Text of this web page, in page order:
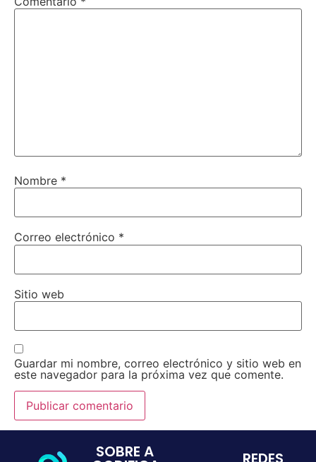
Nombre *
Correo electrónico *
Sitio web
Guardar mi nombre, correo electrónico y sitio web en
este navegador para la próxima vez que comente.
SOBRE A